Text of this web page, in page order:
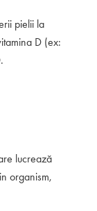
pielii la
D (ex:
lucrează
organism,